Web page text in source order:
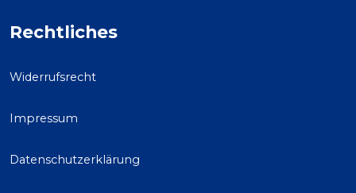
Rechtliches
Widerrufsrecht
Impressum
Datenschutzerklärung